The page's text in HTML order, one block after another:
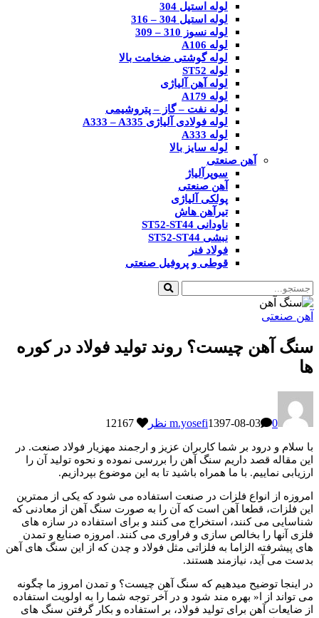
لوله استیل 304
لوله استیل 304 – 316
لوله نسوز 310 – 309
لوله A106
لوله گوشتی ضخامت بالا
لوله ST52
لوله آهن آلیاژی
لوله A179
لوله نفت – گاز – پتروشیمی
لوله فولادی آلیاژی A333 – A335
لوله A333
لوله سایز بالا
آهن صنعتی
سوپرآلیاژ
آهن صنعتی
پولکی آلیاژی
تیرآهن هاش
ناودانی ST52-ST44
نبشی ST52-ST44
فولاد فنر
قوطی و پروفیل صنعتی
آهن صنعتی
سنگ آهن چیست؟ روند تولید فولاد در کوره
ها
m.yosefi1397-08-03 0 نظر
با سلام و درود بر شما کاربران عزیز و ارجمند مهزیار فولاد صنعت. در
این مقاله قصد داریم سنگ آهن را بررسی نموده و نحوه تولید آن را
ارزیابی نماییم. با ما همراه باشید تا به این موضوع بپردازیم.
امروزه از انواع فلزات در صنعت استفاده می شود که یکی از ممترین
این فلزات، قطعا آهن است که آن را به صورت سنگ آهن از معادنی که
شناسایی می کنند، استخراج می کنند و برای استفاده در سازه های
فلزی آنها را بخالص سازی و فراوری می کنند. امروزه صنایع و تمدن
های پیشرفته الزاما به فلزاتی مثل فولاد و چدن که از این سنگ های آهن
بدست می آید، نیازمند هستند.
در اینجا توضیح میدهیم که سنگ آهن چیست؟ و تمدن امروز ما چگونه
می تواند از ا« بهره مند شود و در آخر توجه شما را به اولویت استفاده
از ضایعات آهن برای تولید فولاد، بر استفاده و بکار گرفتن سنگ های